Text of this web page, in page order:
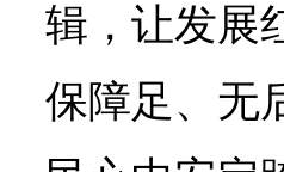
辑，让发展
保障足、无